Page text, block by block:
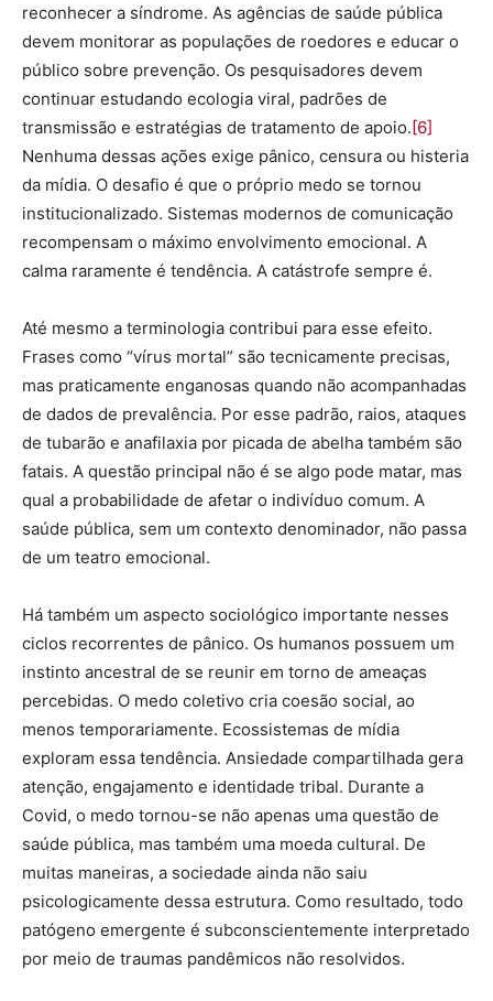
reconhecer a síndrome. As agências de saúde pública
devem monitorar as populações de roedores e educar o
público sobre prevenção. Os pesquisadores devem
continuar estudando ecologia viral, padrões de
transmissão e estratégias de tratamento de apoio.[6]
Nenhuma dessas ações exige pânico, censura ou histeria
da mídia. O desafio é que o próprio medo se tornou
institucionalizado. Sistemas modernos de comunicação
recompensam o máximo envolvimento emocional. A
calma raramente é tendência. A catástrofe sempre é.
Até mesmo a terminologia contribui para esse efeito.
Frases como “vírus mortal” são tecnicamente precisas,
mas praticamente enganosas quando não acompanhadas
de dados de prevalência. Por esse padrão, raios, ataques
de tubarão e anafilaxia por picada de abelha também são
fatais. A questão principal não é se algo pode matar, mas
qual a probabilidade de afetar o indivíduo comum. A
saúde pública, sem um contexto denominador, não passa
de um teatro emocional.
Há também um aspecto sociológico importante nesses
ciclos recorrentes de pânico. Os humanos possuem um
instinto ancestral de se reunir em torno de ameaças
percebidas. O medo coletivo cria coesão social, ao
menos temporariamente. Ecossistemas de mídia
exploram essa tendência. Ansiedade compartilhada gera
atenção, engajamento e identidade tribal. Durante a
Covid, o medo tornou-se não apenas uma questão de
saúde pública, mas também uma moeda cultural. De
muitas maneiras, a sociedade ainda não saiu
psicologicamente dessa estrutura. Como resultado, todo
patógeno emergente é subconscientemente interpretado
por meio de traumas pandêmicos não resolvidos.